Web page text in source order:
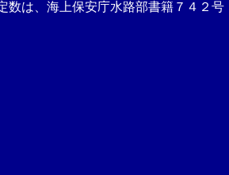
数は、海上保安庁水路部書籍７４２